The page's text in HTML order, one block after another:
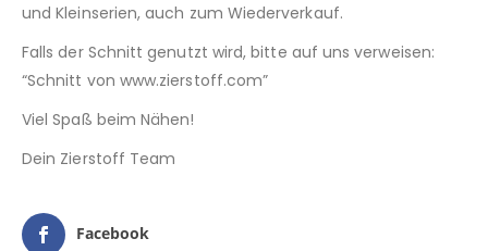
und Kleinserien, auch zum Wiederverkauf.
Falls der Schnitt genutzt wird, bitte auf uns verweisen:
“Schnitt von www.zierstoff.com”
Viel Spaß beim Nähen!
Dein Zierstoff Team
Facebook